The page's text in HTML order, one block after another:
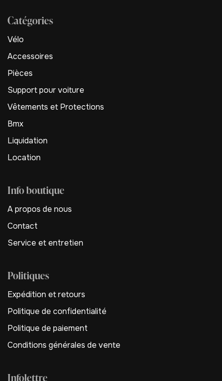
Catégories
Vélo
Accessoires
Pièces
Support pour voiture
Vêtements et Protections
Bmx
Liquidation
Location
Info boutique
A propos de nous
Contact
Service et entretien
Politiques
Expédition et retours
Politique de confidentialité
Politique de paiement
Conditions générales de vente
Infolettre